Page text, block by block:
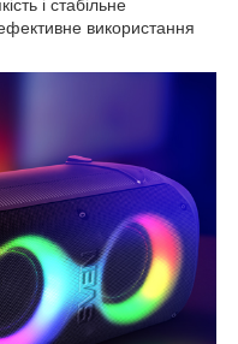
і стабільне
використання